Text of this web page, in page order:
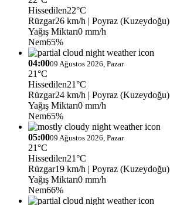
Hissedilen22°C
Rüzgar26 km/h | Poyraz (Kuzeydoğu)
Yağış Miktarı0 mm/h
Nem65%
04:0009 Ağustos 2026, Pazar
21°C
Hissedilen21°C
Rüzgar24 km/h | Poyraz (Kuzeydoğu)
Yağış Miktarı0 mm/h
Nem65%
05:0009 Ağustos 2026, Pazar
21°C
Hissedilen21°C
Rüzgar19 km/h | Poyraz (Kuzeydoğu)
Yağış Miktarı0 mm/h
Nem66%